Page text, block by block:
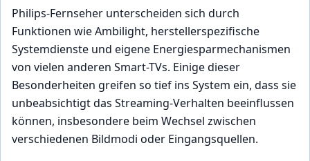
Philips-Fernseher unterscheiden sich durch
Funktionen wie Ambilight, herstellerspezifische
Systemdienste und eigene Energiesparmechanismen
von vielen anderen Smart-TVs. Einige dieser
Besonderheiten greifen so tief ins System ein, dass sie
unbeabsichtigt das Streaming-Verhalten beeinflussen
können, insbesondere beim Wechsel zwischen
verschiedenen Bildmodi oder Eingangsquellen.